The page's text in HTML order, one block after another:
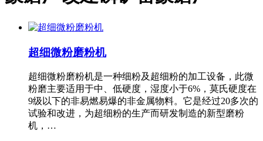
超细微粉磨粉机
超细微粉磨粉机是一种细粉及超细粉的加工设备，此微
粉磨主要适用于中、低硬度，湿度小于6%，莫氏硬度在
9级以下的非易燃易爆的非金属物料。它是经过20多次的
试验和改进，为超细粉的生产而研发制造的新型磨粉
机，…